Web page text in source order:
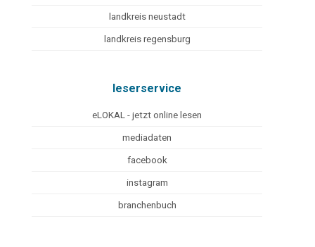
landkreis neustadt
landkreis regensburg
leserservice
eLOKAL - jetzt online lesen
mediadaten
facebook
instagram
branchenbuch